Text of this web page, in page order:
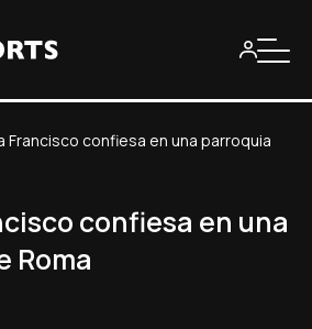
Francisco confiesa en una parroquia
confiesa en una
Roma